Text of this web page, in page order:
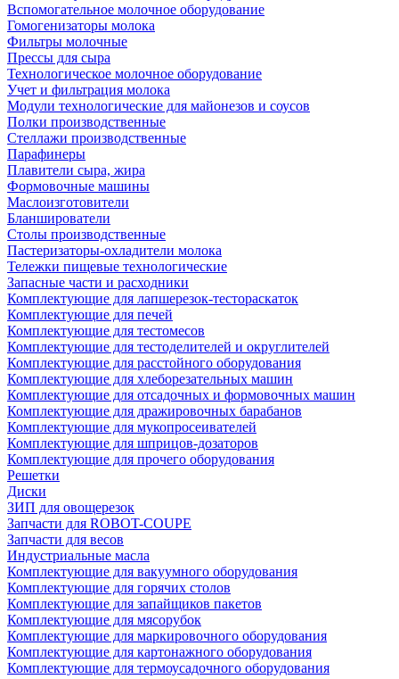
Вспомогательное молочное оборудование
Гомогенизаторы молока
Фильтры молочные
Прессы для сыра
Технологическое молочное оборудование
Учет и фильтрация молока
Модули технологические для майонезов и соусов
Полки производственные
Стеллажи производственные
Парафинеры
Плавители сыра, жира
Формовочные машины
Маслоизготовители
Бланширователи
Столы производственные
Пастеризаторы-охладители молока
Тележки пищевые технологические
Запасные части и расходники
Комплектующие для лапшерезок-тестораскаток
Комплектующие для печей
Комплектующие для тестомесов
Комплектующие для тестоделителей и округлителей
Комплектующие для расстойного оборудования
Комплектующие для хлеборезательных машин
Комплектующие для отсадочных и формовочных машин
Комплектующие для дражировочных барабанов
Комплектующие для мукопросеивателей
Комплектующие для шприцов-дозаторов
Комплектующие для прочего оборудования
Решетки
Диски
ЗИП для овощерезок
Запчасти для ROBOT-COUPE
Запчасти для весов
Индустриальные масла
Комплектующие для вакуумного оборудования
Комплектующие для горячих столов
Комплектующие для запайщиков пакетов
Комплектующие для мясорубок
Комплектующие для маркировочного оборудования
Комплектующие для картонажного оборудования
Комплектующие для термоусадочного оборудования